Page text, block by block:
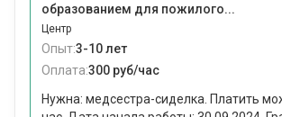
образованием для пожилого...
Центр
Опыт:3-10 лет
Оплата:300 руб/час
Нужна: медсестра-сиделка. Платить